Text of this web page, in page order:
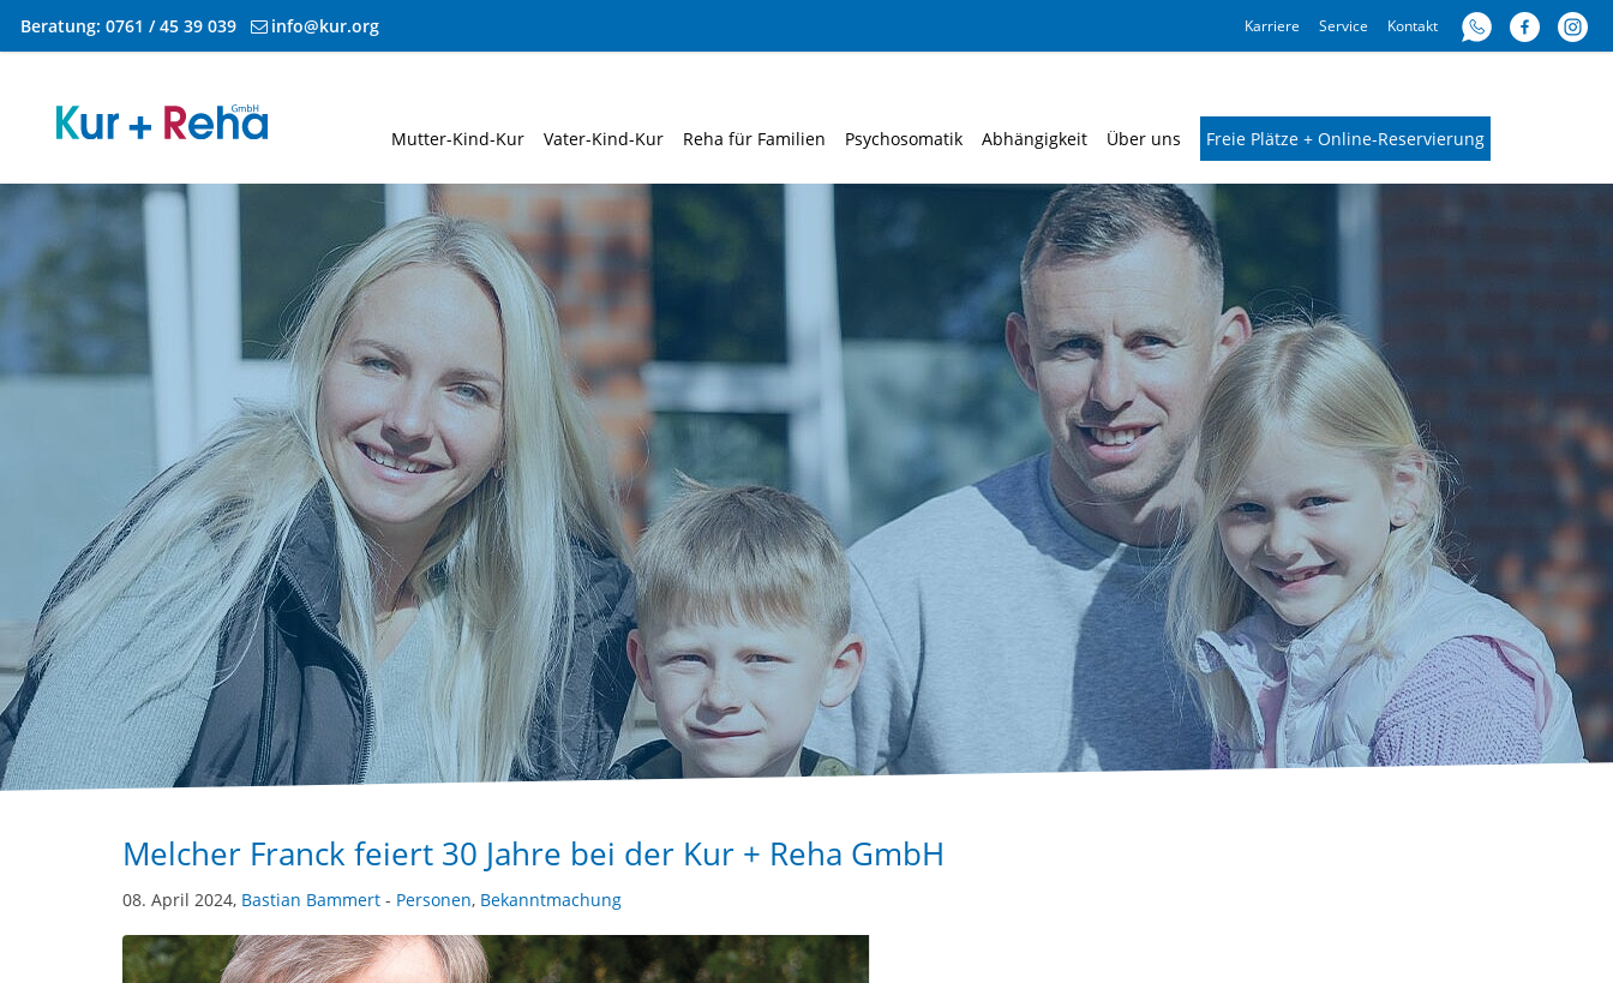
Beratung: 0761 / 45 39 039 info@kur.org Karriere Service Kontakt
Mutter-Kind-Kur Vater-Kind-Kur Reha für Familien Psychosomatik Abhängigkeit Über uns Freie Plätze + Online-Reservierung
Melcher Franck feiert 30 Jahre bei der Kur + Reha GmbH
08. April 2024, Bastian Bammert - Personen, Bekanntmachung